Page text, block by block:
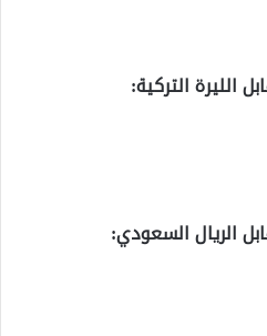
الليرة التركية:
الريال السعودي: